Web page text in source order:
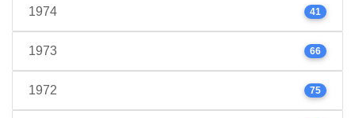
1974 41
1973 66
1972 75